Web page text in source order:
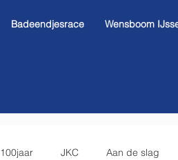
Badeendjesrace Wensboom
100jaar JKC Aan de slag